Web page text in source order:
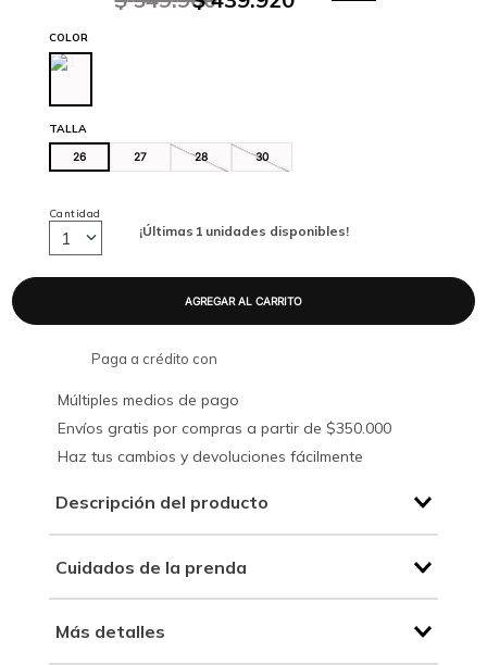
TALLA
26 27 28 30
COLOR
¡Últimas 1 unidades disponibles!
Cantidad
1
Paga a crédito con
Múltiples medios de pago
Envíos gratis por compras a partir de $350.000
Haz tus cambios y devoluciones fácilmente
Descripción del producto
Cuidados de la prenda
Más detalles